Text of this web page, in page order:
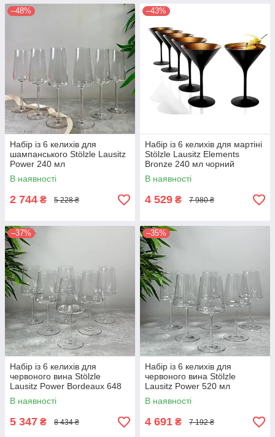
–48%
Набір із 6 келихів для
шампанського Stölzle Lausitz
Power 240 мл
В наявності
2 744 ₴ 5 228 ₴
–43%
Набір із 6 келихів для мартіні
Stölzle Lausitz Elements
Bronze 240 мл чорний
В наявності
4 529 ₴ 7 980 ₴
–37%
Набір із 6 келихів для
червоного вина Stölzle
Lausitz Power Bordeaux 648
мл
В наявності
5 347 ₴ 8 434 ₴
–35%
Набір із 6 келихів для
червоного вина Stölzle
Lausitz Power 520 мл
В наявності
4 691 ₴ 7 192 ₴